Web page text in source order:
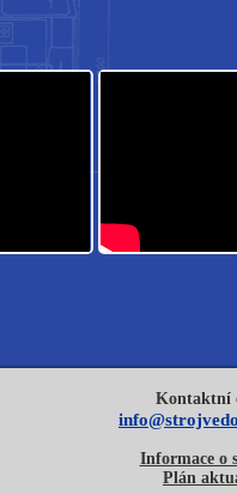
Kontaktní
Informace o
Plán